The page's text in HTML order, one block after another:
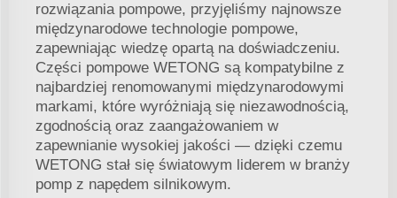
rozwiązania pompowe, przyjęliśmy najnowsze
międzynarodowe technologie pompowe,
zapewniając wiedzę opartą na doświadczeniu.
Części pompowe WETONG są kompatybilne z
najbardziej renomowanymi międzynarodowymi
markami, które wyróżniają się niezawodnością,
zgodnością oraz zaangażowaniem w
zapewnianie wysokiej jakości — dzięki czemu
WETONG stał się światowym liderem w branży
pomp z napędem silnikowym.